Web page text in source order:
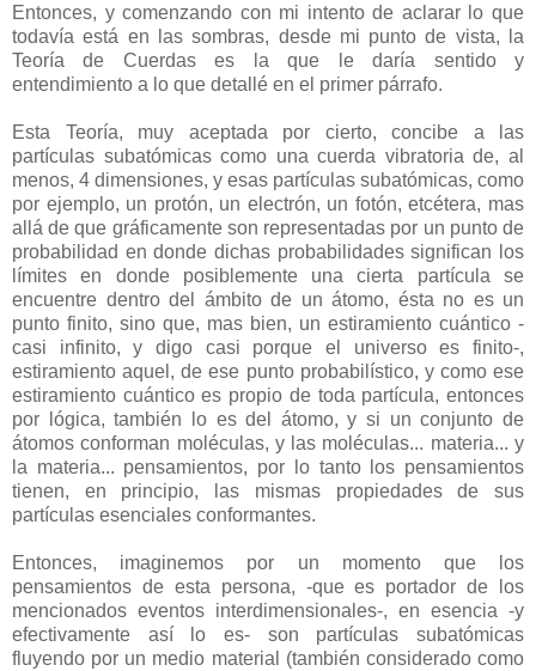
Entonces, y comenzando con mi intento de aclarar lo que
todavía está en las sombras, desde mi punto de vista, la
Teoría de Cuerdas es la que le daría sentido y
entendimiento a lo que detallé en el primer párrafo.
Esta Teoría, muy aceptada por cierto, concibe a las
partículas subatómicas como una cuerda vibratoria de, al
menos, 4 dimensiones, y esas partículas subatómicas, como
por ejemplo, un protón, un electrón, un fotón, etcétera, mas
allá de que gráficamente son representadas por un punto de
probabilidad en donde dichas probabilidades significan los
límites en donde posiblemente una cierta partícula se
encuentre dentro del ámbito de un átomo, ésta no es un
punto finito, sino que, mas bien, un estiramiento cuántico -
casi infinito, y digo casi porque el universo es finito-,
estiramiento aquel, de ese punto probabilístico, y como ese
estiramiento cuántico es propio de toda partícula, entonces
por lógica, también lo es del átomo, y si un conjunto de
átomos conforman moléculas, y las moléculas... materia... y
la materia... pensamientos, por lo tanto los pensamientos
tienen, en principio, las mismas propiedades de sus
partículas esenciales conformantes.
Entonces, imaginemos por un momento que los
pensamientos de esta persona, -que es portador de los
mencionados eventos interdimensionales-, en esencia -y
efectivamente así lo es- son partículas subatómicas
fluyendo por un medio material (también considerado como